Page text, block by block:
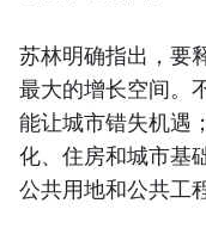
苏林明确指出，要
最大的增长空间。
能让城市错失机遇
化、住房和城市基
公共用地和公共工